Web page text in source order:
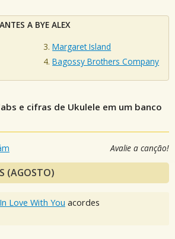
A BYE ALEX
Margaret Island
Bagossy Brothers Company
e cifras de Ukulele em um banco
Avalie a canção!
(AGOSTO)
Love With You acordes